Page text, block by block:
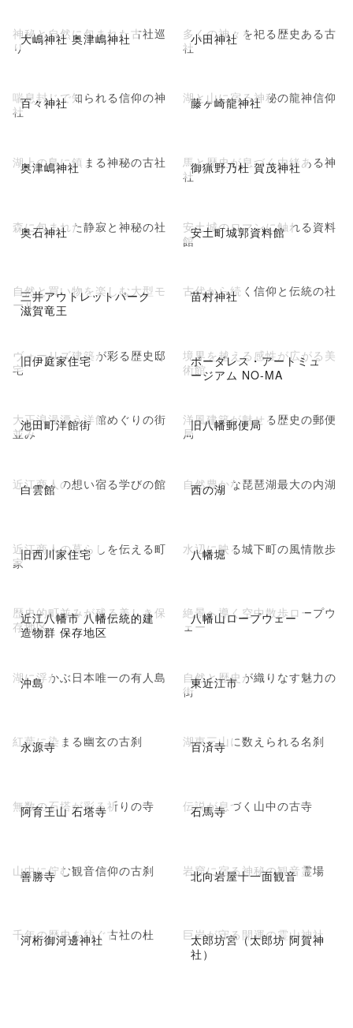
大嶋神社 奥津嶋神社
神秘と自然に包まれた古社巡
り
小田神社
多くの神々を祀る歴史ある古
社
百々神社
喘息封じで知られる信仰の神
社
藤ヶ崎龍神社
湖と山に宿る神秘の龍神信仰
奥津嶋神社
湖上の島に鎮まる神秘の古社 御猟野乃杜 賀茂神社
馬と歴史が息づく由緒ある神
社
奥石神社
森に包まれた静寂と神秘の社 安土町城郭資料館
安土城のロマンに触れる資料
館
三井アウトレットパーク
滋賀竜王
自然と買い物を楽しむ大型モ
ール
苗村神社
古代から続く信仰と伝統の社
旧伊庭家住宅
ヴォーリズ建築が彩る歴史邸
宅
ボーダレス・アートミュ
ージアム NO-MA
境界を越える感性が広がる美
術館
池田町洋館街
大正浪漫漂う洋館めぐりの街
並み
旧八幡郵便局
洋風建築が魅せる歴史の郵便
局
白雲館
近江商人の想い宿る学びの館 西の湖
自然豊かな琵琶湖最大の内湖
旧西川家住宅
近江商人の暮らしを伝える町
家
八幡堀
水辺に映る城下町の風情散歩
近江八幡市 八幡伝統的建
造物群 保存地区
歴史的町並みが残る美しき保
存地区
八幡山ロープウェー
絶景へ導く空中散歩ロープウ
ェー
沖島
湖に浮かぶ日本唯一の有人島 東近江市
自然と歴史が織りなす魅力の
街
永源寺
紅葉に染まる幽玄の古刹 百済寺
湖東三山に数えられる名刹
阿育王山 石塔寺
無数の石塔が彩る祈りの寺 石馬寺
伝説が息づく山中の古寺
善勝寺
山中に佇む観音信仰の古刹 北向岩屋十一面観音
岩窟に宿る神秘の観音霊場
河桁御河邊神社
千年の歴史を紡ぐ古社の杜
太郎坊宮（太郎坊 阿賀神
社）
巨岩が守る開運の霊山神社